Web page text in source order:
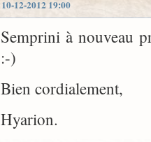
10-12-2012 19:00
Semprini à nouveau
:-)
Bien cordialement,
Hyarion.